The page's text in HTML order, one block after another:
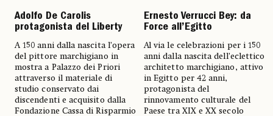
Adolfo De Carolis
protagonista del Liberty
A 150 anni dalla nascita l’opera
del pittore marchigiano in
mostra a Palazzo dei Priori
attraverso il materiale di
studio conservato dai
discendenti e acquisito dalla
Fondazione Cassa di Risparmio
Ernesto Verrucci Bey: da
Force all’Egitto
Al via le celebrazioni per i 150
anni dalla nascita dell’eclettico
architetto marchigiano, attivo
in Egitto per 42 anni,
protagonista del
rinnovamento culturale del
Paese tra XIX e XX secolo